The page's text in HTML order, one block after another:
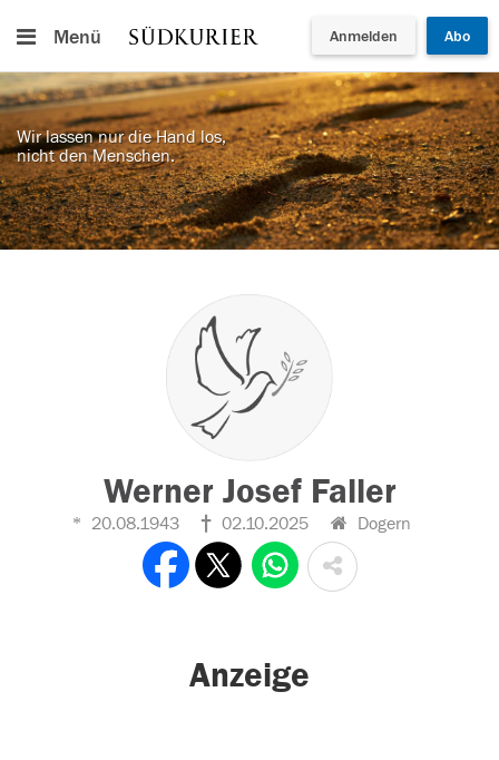
Menü Anmelden Abo
Wir lassen nur die Hand los,
nicht den Menschen.
Werner Josef Faller
20.08.1943 02.10.2025 Dogern
Anzeige